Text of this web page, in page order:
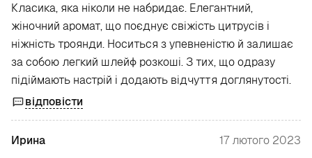
Класика, яка ніколи не набридає. Елегантний,
жіночний аромат, що поєднує свіжість цитрусів і
ніжність троянди. Носиться з упевненістю й залишає
за собою легкий шлейф розкоші. З тих, що одразу
підіймають настрій і додають відчуття доглянутості.
відповісти
Ирина
17 лютого 2023